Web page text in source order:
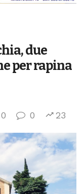
due
per rapina
0 0 23